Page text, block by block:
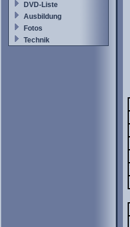
DVD-Liste
Ausbildung
Fotos
Technik